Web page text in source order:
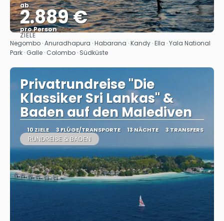
ab
2.889 €
pro Person
Sehen
ZIELE
Negombo · Anuradhapura · Habarana · Kandy · Ella · Yala National
Park · Galle · Colombo · Südküste
Privatrundreise "Die
Klassiker Sri Lankas" &
Baden auf den Malediven
10 ZIELE 3 FLÜGE/TRANSPORTE 13 NÄCHTE 3 TRANSFERS
RUNDREISE & BADEN